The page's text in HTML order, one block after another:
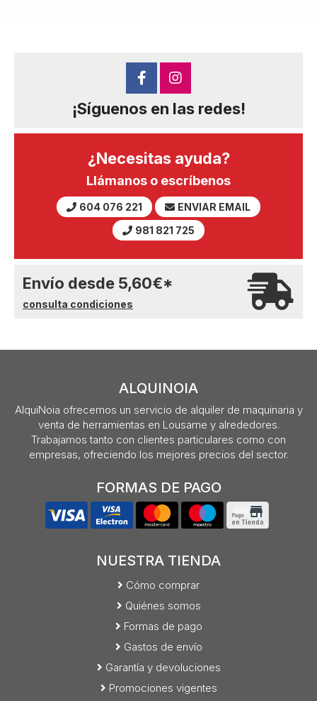
¡Síguenos en las redes!
¿Necesitas ayuda?
Llámanos o escríbenos
604 076 221
ENVIAR EMAIL
981 821 725
Envío desde 5,60€*
consulta condiciones
ALQUINOIA
AlquiNoia ofrecemos un servicio de alquiler de maquinaria y
venta de herramientas en Lousame y alrededores.
Trabajamos tanto con clientes particulares como con
empresas, ofreciendo los mejores precios del sector.
FORMAS DE PAGO
NUESTRA TIENDA
Cómo comprar
Quiénes somos
Formas de pago
Gastos de envío
Garantía y devoluciones
Promociones vigentes